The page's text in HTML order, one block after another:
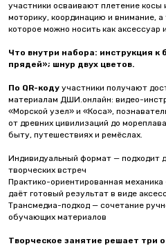
участники осваивают плетение
моторику, координацию и внимание,
которое можно носить как аксессуар
Что внутри набора: инструкция к
прядей»; шнур двух цветов.
По QR-коду участники получают
материалам ДШИ.онлайн: видео-
«Морской узел» и «Коса»,
от древних цивилизаций до
быту, путешествиях и ремёслах.
Индивидуальный формат — подходит
творческих встреч
Практико-ориентированная
даёт готовый результат в виде
Трансмедиа-подход — сочетание
обучающих материалов
Творческое занятие решает три